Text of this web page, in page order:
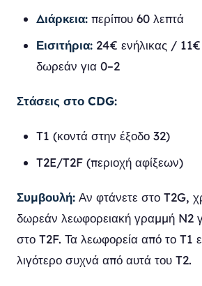
Διάρκεια: περίπου 60 λεπτά
Εισιτήρια: 24€ ενήλικας /
δωρεάν για 0–2
Στάσεις στο CDG:
T1 (κοντά στην έξοδο 32)
T2E/T2F (περιοχή αφίξεων)
Συμβουλή: Αν φτάνετε στο T2G,
δωρεάν λεωφορειακή γραμμή N2
στο T2F. Τα λεωφορεία από το T1
λιγότερο συχνά από αυτά του T2.